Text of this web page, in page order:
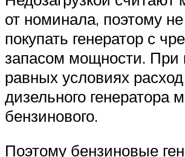
от номинала, поэтому
покупать генератор с
запасом мощности. При
равных условиях расход
дизельного генератора
бензинового.
Поэтому бензиновые